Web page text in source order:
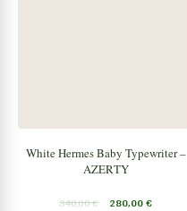
White Hermes Baby Typewriter –
AZERTY
340,00€ 280,00€